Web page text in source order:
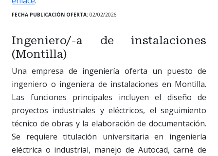
FECHA PUBLICACIÓN OFERTA: 02/02/2026
Ingeniero/-a de instalaciones
(Montilla)
Una empresa de ingeniería oferta un puesto de
ingeniero o ingeniera de instalaciones en Montilla.
Las funciones principales incluyen el diseño de
proyectos industriales y eléctricos, el seguimiento
técnico de obras y la elaboración de documentación.
Se requiere titulación universitaria en ingeniería
eléctrica o industrial, manejo de Autocad, carné de